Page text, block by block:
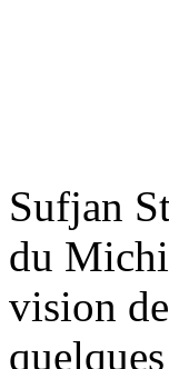
Sufjan
du
vision